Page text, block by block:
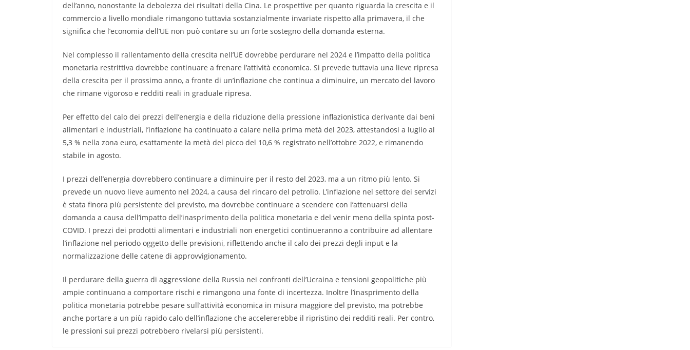
dell’anno, nonostante la debolezza dei risultati della Cina. Le prospettive per quanto riguarda la crescita e il
commercio a livello mondiale rimangono tuttavia sostanzialmente invariate rispetto alla primavera, il che
significa che l’economia dell’UE non può contare su un forte sostegno della domanda esterna.
Nel complesso il rallentamento della crescita nell’UE dovrebbe perdurare nel 2024 e l’impatto della politica
monetaria restrittiva dovrebbe continuare a frenare l’attività economica. Si prevede tuttavia una lieve ripresa
della crescita per il prossimo anno, a fronte di un’inflazione che continua a diminuire, un mercato del lavoro
che rimane vigoroso e redditi reali in graduale ripresa.
Per effetto del calo dei prezzi dell’energia e della riduzione della pressione inflazionistica derivante dai beni
alimentari e industriali, l’inflazione ha continuato a calare nella prima metà del 2023, attestandosi a luglio al
5,3 % nella zona euro, esattamente la metà del picco del 10,6 % registrato nell’ottobre 2022, e rimanendo
stabile in agosto.
I prezzi dell’energia dovrebbero continuare a diminuire per il resto del 2023, ma a un ritmo più lento. Si
prevede un nuovo lieve aumento nel 2024, a causa del rincaro del petrolio. L’inflazione nel settore dei servizi
è stata finora più persistente del previsto, ma dovrebbe continuare a scendere con l’attenuarsi della
domanda a causa dell’impatto dell’inasprimento della politica monetaria e del venir meno della spinta post-
COVID. I prezzi dei prodotti alimentari e industriali non energetici continueranno a contribuire ad allentare
l’inflazione nel periodo oggetto delle previsioni, riflettendo anche il calo dei prezzi degli input e la
normalizzazione delle catene di approvvigionamento.
Il perdurare della guerra di aggressione della Russia nei confronti dell’Ucraina e tensioni geopolitiche più
ampie continuano a comportare rischi e rimangono una fonte di incertezza. Inoltre l’inasprimento della
politica monetaria potrebbe pesare sull’attività economica in misura maggiore del previsto, ma potrebbe
anche portare a un più rapido calo dell’inflazione che accelererebbe il ripristino dei redditi reali. Per contro,
le pressioni sui prezzi potrebbero rivelarsi più persistenti.